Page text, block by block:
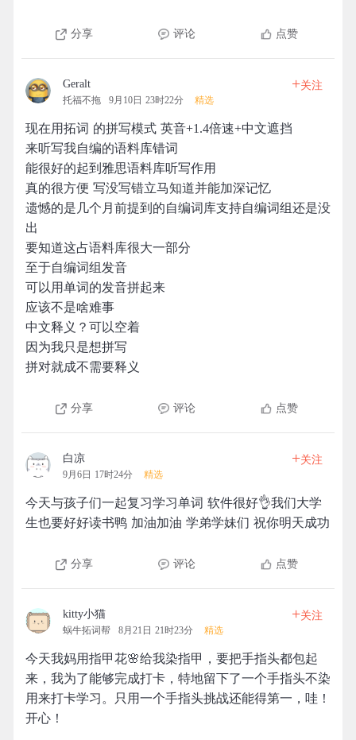
分享 评论 点赞
Geralt
托福不拖 9月10日 23时22分 精选
+关注
现在用拓词 的拼写模式 英音+1.4倍速+中文遮挡
来听写我自编的语料库错词
能很好的起到雅思语料库听写作用
真的很方便 写没写错立马知道并能加深记忆
遗憾的是几个月前提到的自编词库支持自编词组还是没
出
要知道这占语料库很大一部分
至于自编词组发音
可以用单词的发音拼起来
应该不是啥难事
中文释义？可以空着
因为我只是想拼写
拼对就成不需要释义
分享 评论 点赞
白凉
9月6日 17时24分 精选
+关注
今天与孩子们一起复习学习单词 软件很好👌我们大学
生也要好好读书鸭 加油加油 学弟学妹们 祝你明天成功
分享 评论 点赞
kitty小猫
蜗牛拓词帮 8月21日 21时23分 精选
+关注
今天我妈用指甲花🌸给我染指甲，要把手指头都包起
来，我为了能够完成打卡，特地留下了一个手指头不染
用来打卡学习。只用一个手指头挑战还能得第一，哇！
开心！